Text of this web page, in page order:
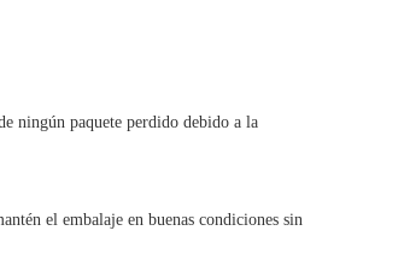
ningún paquete perdido debido a la
el embalaje en buenas condiciones sin